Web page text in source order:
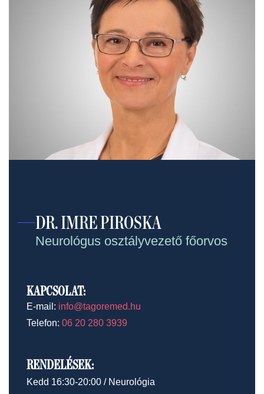
DR. IMRE PIROSKA
Neurológus osztályvezető főorvos
KAPCSOLAT:
E-mail: info@tagoremed.hu
Telefon: 06 20 280 3939
RENDELÉSEK:
Kedd 16:30-20:00 / Neurológia